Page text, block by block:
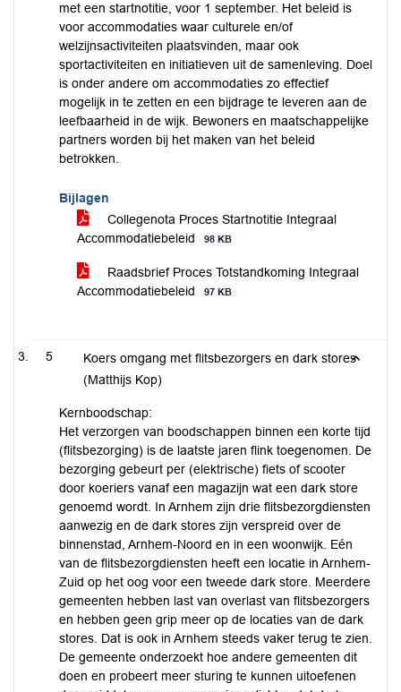
met een startnotitie, voor 1 september. Het beleid is
voor accommodaties waar culturele en/of
welzijnsactiviteiten plaatsvinden, maar ook
sportactiviteiten en initiatieven uit de samenleving. Doel
is onder andere om accommodaties zo effectief
mogelijk in te zetten en een bijdrage te leveren aan de
leefbaarheid in de wijk. Bewoners en maatschappelijke
partners worden bij het maken van het beleid
betrokken.
Bijlagen
Collegenota Proces Startnotitie Integraal
Accommodatiebeleid
98 KB
Raadsbrief Proces Totstandkoming Integraal
Accommodatiebeleid
97 KB
5
Koers omgang met flitsbezorgers en dark stores
(Matthijs Kop)
Kernboodschap:
Het verzorgen van boodschappen binnen een korte tijd
(flitsbezorging) is de laatste jaren flink toegenomen. De
bezorging gebeurt per (elektrische) fiets of scooter
door koeriers vanaf een magazijn wat een dark store
genoemd wordt. In Arnhem zijn drie flitsbezorgdiensten
aanwezig en de dark stores zijn verspreid over de
binnenstad, Arnhem-Noord en in een woonwijk. Eén
van de flitsbezorgdiensten heeft een locatie in Arnhem-
Zuid op het oog voor een tweede dark store. Meerdere
gemeenten hebben last van overlast van flitsbezorgers
en hebben geen grip meer op de locaties van de dark
stores. Dat is ook in Arnhem steeds vaker terug te zien.
De gemeente onderzoekt hoe andere gemeenten dit
doen en probeert meer sturing te kunnen uitoefenen